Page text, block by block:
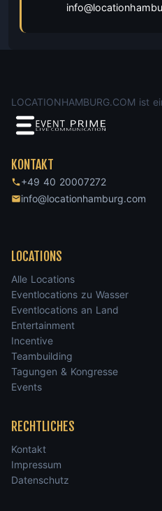
LOCATIONHAMBURG.COM ist
KONTAKT
+49 40 20007272
info@locationhamburg.com
LOCATIONS
Alle Locations
Eventlocations zu Wasser
Eventlocations an Land
Entertainment
Incentive
Teambuilding
Tagungen & Kongresse
Events
RECHTLICHES
Kontakt
Impressum
Datenschutz